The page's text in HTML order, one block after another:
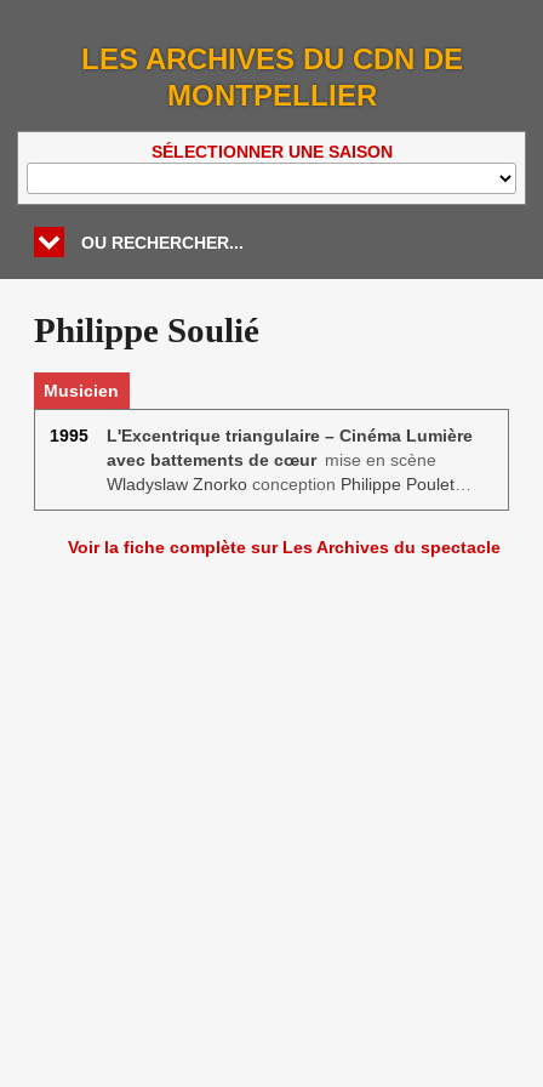
LES ARCHIVES DU CDN DE
MONTPELLIER
SÉLECTIONNER UNE SAISON
OU RECHERCHER...
Philippe Soulié
Musicien
1995
L'Excentrique triangulaire – Cinéma Lumière
avec battements de cœurmise en scène
Wladyslaw Znorkoconception Philippe Poulet…
Voir la fiche complète sur Les Archives du spectacle